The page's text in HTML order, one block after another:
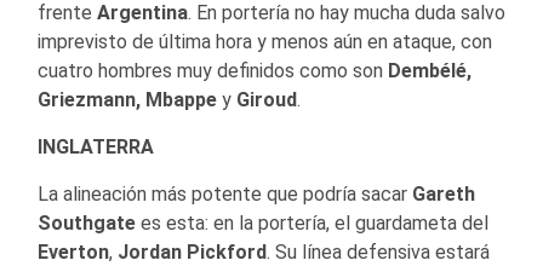
frente Argentina. En portería no hay mucha duda salvo
imprevisto de última hora y menos aún en ataque, con
cuatro hombres muy definidos como son Dembélé,
Griezmann, Mbappe y Giroud.
INGLATERRA
La alineación más potente que podría sacar Gareth
Southgate es esta: en la portería, el guardameta del
Everton, Jordan Pickford. Su línea defensiva estará